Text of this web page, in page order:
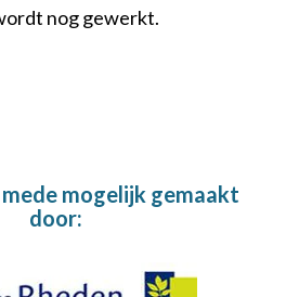
nog gewerkt.
mogelijk gemaakt
door: